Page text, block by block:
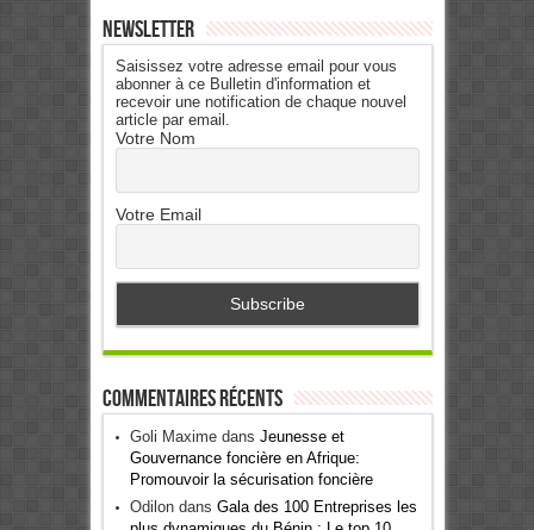
Newsletter
Saisissez votre adresse email pour vous
abonner à ce Bulletin d'information et
recevoir une notification de chaque nouvel
article par email.
Votre Nom
Votre Email
Commentaires récents
Goli Maximedans Jeunesse et
Gouvernance foncière en Afrique:
Promouvoir la sécurisation foncière
Odilondans Gala des 100 Entreprises les